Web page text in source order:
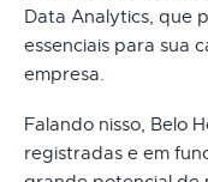
Data Analytics, que
essenciais para sua
empresa.
Falando nisso, Belo
registradas e em